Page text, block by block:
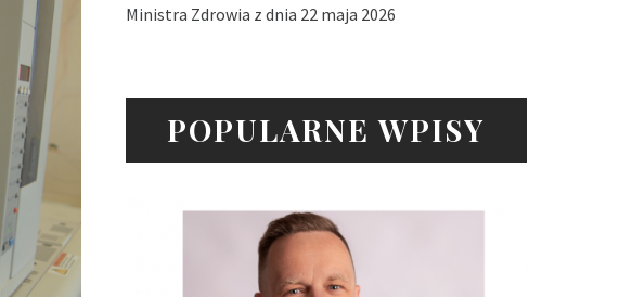
Ministra Zdrowia z dnia 22 maja 2026
POPULARNE WPISY